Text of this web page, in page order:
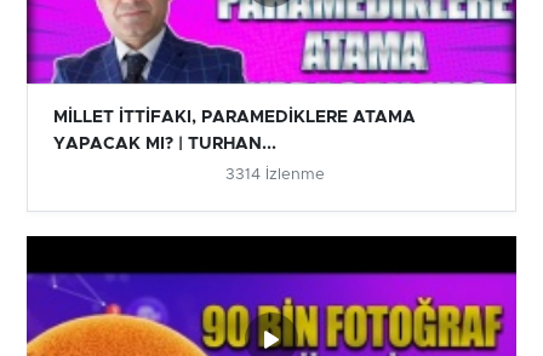
MİLLET İTTİFAKI, PARAMEDİKLERE ATAMA
YAPACAK MI? | TURHAN...
3314 İzlenme